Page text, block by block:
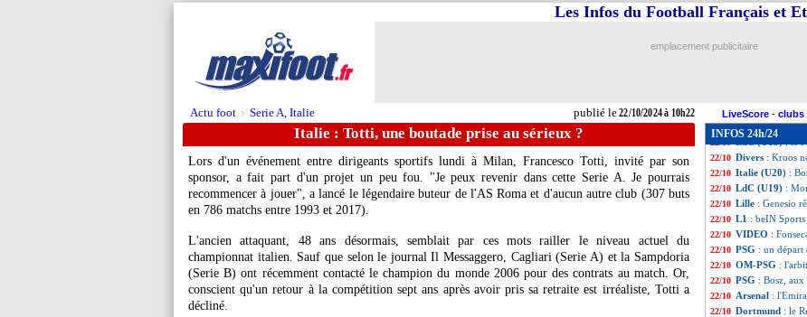
Actu foot > Serie A, Italie publié le22/10/2024 à 10h22
Les Infos du Football Français et
emplacement publicitaire
LiveScore - clubs
Italie : Totti, une boutade prise au sérieux ?
Lors d'un événement entre dirigeants sportifs lundi à Milan, Francesco Totti, invité par son
sponsor, a fait part d'un projet un peu fou. "Je peux revenir dans cette Serie A. Je pourrais
recommencer à jouer", a lancé le légendaire buteur de l'AS Roma et d'aucun autre club (307 buts
en 786 matchs entre 1993 et 2017).
L'ancien attaquant, 48 ans désormais, semblait par ces mots railler le niveau actuel du
championnat italien. Sauf que selon le journal Il Messaggero, Cagliari (Serie A) et la Sampdoria
(Serie B) ont récemment contacté le champion du monde 2006 pour des contrats au match. Or,
conscient qu'un retour à la compétition sept ans après avoir pris sa retraite est irréaliste, Totti a
décliné.
INFOS 24h/24
22/10 LdC: le
22/10 PSG: les
22/10 Montpellier
22/10 Barça: la
22/10 Atletico: D.
: le
22/10 Divers : Kroos
22/10 Italie (U20) :
22/10 LdC (U19) :
22/10 Lille : Genesio
22/10 L1 : beIN Sports
22/10 VIDEO :
22/10 PSG : un départ
22/10 OM-PSG :
22/10 PSG : Bosz,
22/10 Arsenal :
22/10 Dortmund : le